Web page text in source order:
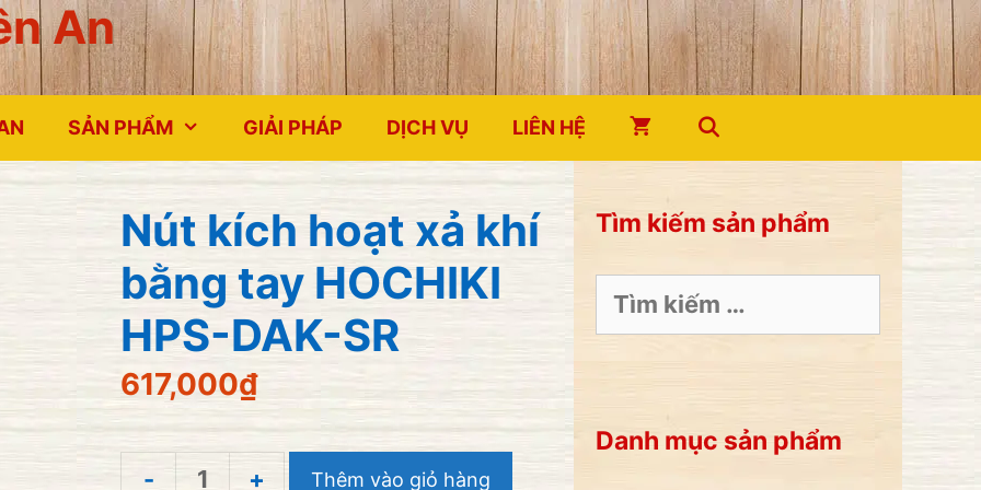
An
SẢN PHẨM GIẢI PHÁP DỊCH VỤ LIÊN HỆ
Nút kích hoạt xả khí
bằng tay HOCHIKI
HPS-DAK-SR
617,000₫
Thêm vào giỏ hàng
Tìm kiếm sản phẩm
kiếm
cho:
Danh mục sản phẩm